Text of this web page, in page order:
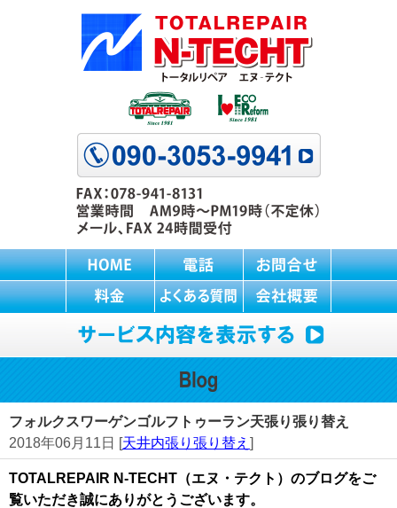
フォルクスワーゲンゴルフトゥーラン天張り張り替え
2018年06月11日 [天井内張り張り替え ]
TOTALREPAIR N-TECHT（エヌ・テクト）のブログをご
覧いただき誠にありがとうございます。